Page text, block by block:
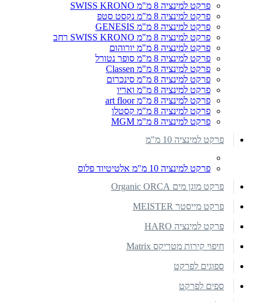
פרקט למינציה 8 מ"מ SWISS KRONO
פרקט למינציה 8 מ"מ נקסט סטפ
פרקט למינציה 8 מ"מ GENESIS
פרקט למינציה 8 מ"מ SWISS KRONO רחב
פרקט למינציה 8 מ"מ יורוהום
פרקט למינציה 8 מ"מ סופר נטורל
פרקט למינציה 8 מ"מ Classen
פרקט למינציה 8 מ"מ סינכרום
פרקט למינציה 8 מ"מ ואריו
פרקט למינציה 8 מ"מ art floor
פרקט למינציה 8 מ"מ קסטלו
פרקט למינציה 8 מ"מ MGM
פרקט למינציה 10 מ"מ
פרקט למינציה 10 מ"מ אלטיטיוד פלוס
פרקט מוגן מים Organic ORCA
פרקט מייסטר MEISTER
פרקט למינציה HARO
חיפוי קירות מטריקס Matrix
ספוגים לפרקט
ספים לפרקט